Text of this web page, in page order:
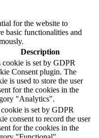
for the website to
basic functionalities and
Description
cookie is set by GDPR
Consent plugin. The
is used to store the user
for the cookies in the
"Analytics".
is set by GDPR
consent to record the user
for the cookies in the